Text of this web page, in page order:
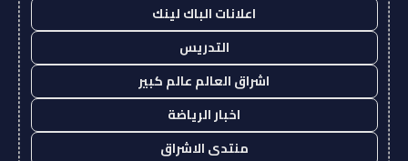
اعلانات الباك لينك
التدريس
اشراق العالم عالم كبير
اخبار الرياضة
منتدى الاشراق